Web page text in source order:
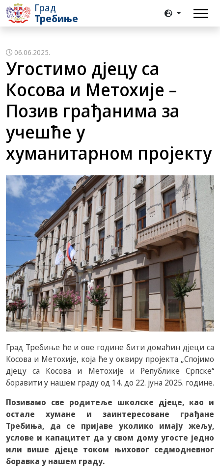
Град
Требиње
06.06.2025.
Угостимо дјецу са
Косова и Метохије –
Позив грађанима за
учешће у
хуманитарном пројекту
Град Требиње ће и ове године бити домаћин дјеци са
Косова и Метохије, која ће у оквиру пројекта „Спојимо
дјецу са Косова и Метохије и Републике Српске“
боравити у нашем граду од 14. до 22. јуна 2025. године.
Позивамо све родитеље школске дјеце, као и
остале хумане и заинтересоване грађане
Требиња, да се пријаве уколико имају жељу,
услове и капацитет да у свом дому угосте једно
или више дјеце током њиховог седмодневног
боравка у нашем граду.